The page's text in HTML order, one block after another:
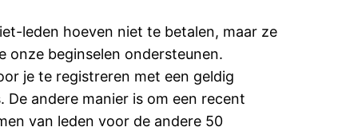
leden hoeven niet te betalen, maar ze
beginselen ondersteunen.
je te registreren met een geldig
andere manier is om een recent
van leden voor de andere 50